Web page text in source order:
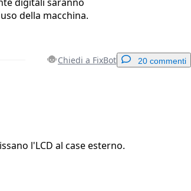
della macchina.
Chiedi a FixBot 20 commenti
l'LCD al case esterno.